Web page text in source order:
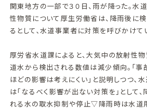
関東地方の一部で３０日、雨が降った。水
性物質について厚生労働省は、降雨後に
るとして、水道事業者に対策を呼びかけて
厚労省水道課によると、大気中の放射性物
道水から検出される数値は減少傾向。「
ほどの影響は考えにくい」と説明しつつ、
は「なるべく影響が出ない対策を」として
れる水の取水抑制や停止▽降雨時は水道